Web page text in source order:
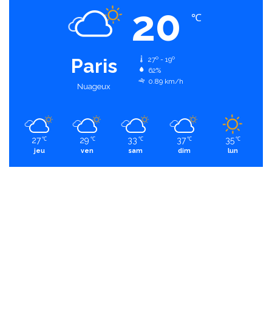
Paris
Nuageux
20 ℃
27º - 19º
62%
0.89 km/h
27 ℃
jeu
29 ℃
ven
33 ℃
sam
37 ℃
dim
35 ℃
lun